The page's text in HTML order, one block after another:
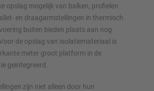
opslag mogelijk van balken, profielen
en draagarmstellingen in thermisch
buiten bieden plaats aan nog
de opslag van isolatiemateriaal is
meter groot platform in de
geïntegreerd.
zijn niet alleen door hun